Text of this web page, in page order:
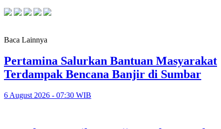
Baca Lainnya
Pertamina Salurkan Bantuan Masyarakat
Terdampak Bencana Banjir di Sumbar
6 August 2026 - 07:30 WIB